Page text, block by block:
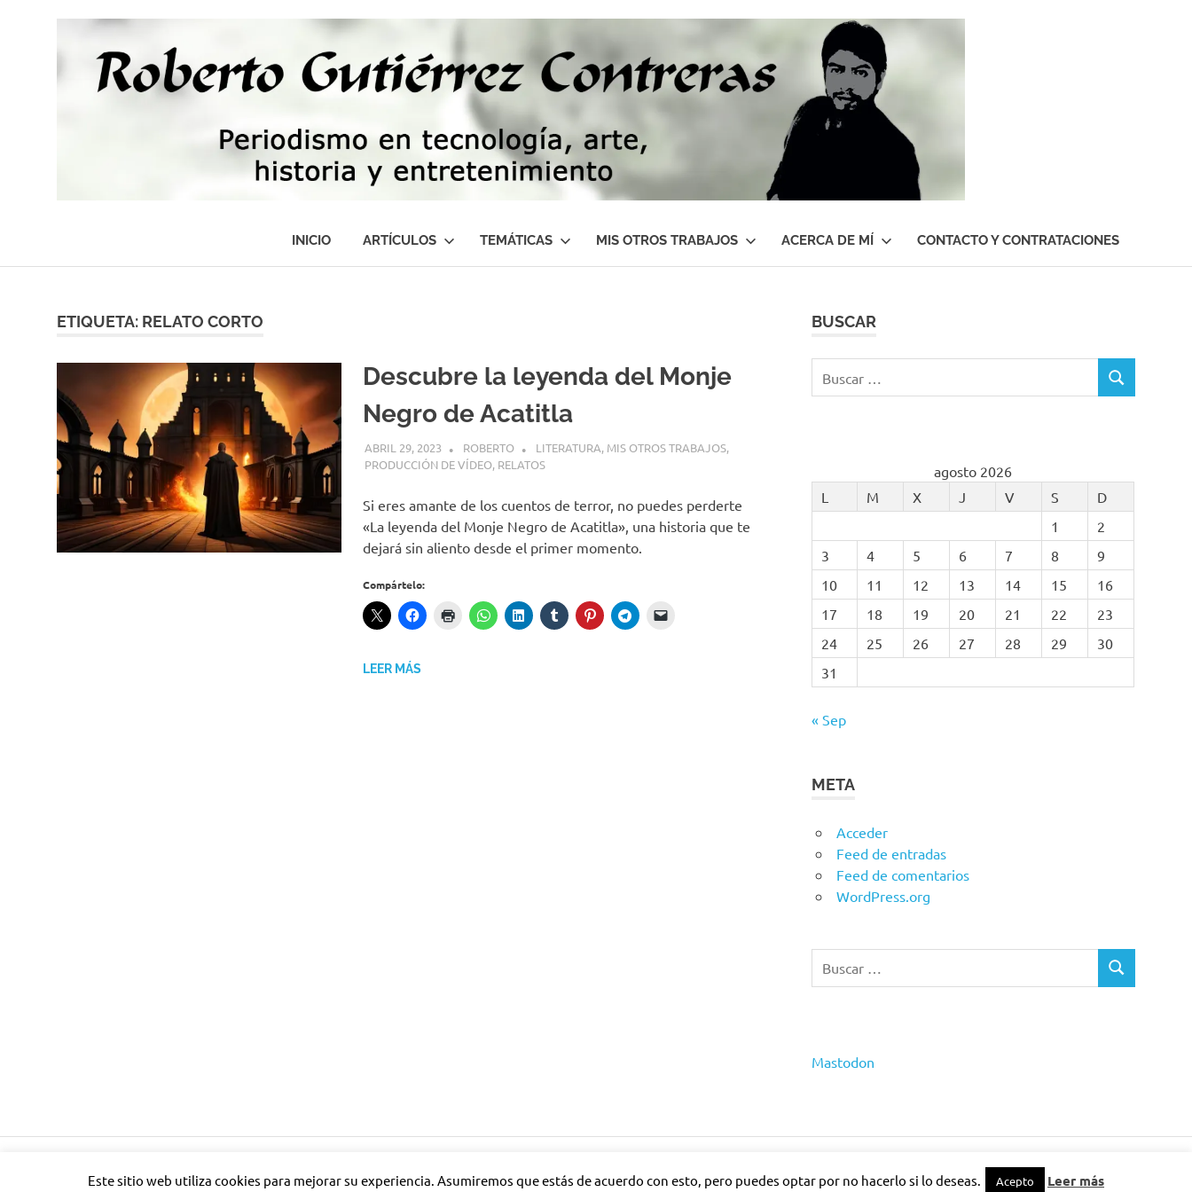
contenido
historia
INICIO ARTÍCULOS TEMÁTICAS MIS OTROS TRABAJOS ACERCA DE MÍ CONTACTO Y CONTRATACIONES
ETIQUETA: RELATO CORTO
Descubre la leyenda del Monje
Negro de Acatitla
ABRIL 29, 2023 ROBERTO LITERATURA, MIS OTROS TRABAJOS,
PRODUCCIÓN DE VÍDEO, RELATOS
Si eres amante de los cuentos de terror, no puedes perderte
«La leyenda del Monje Negro de Acatitla», una historia que te
dejará sin aliento desde el primer momento.
Compártelo:
LEER MÁS
BUSCAR
BUSCAR
agosto 2026
L
M X J V S
D
1
2
3
4 5 6 7 8
9
10
11 12 13 14 15
16
17
18 19 20 21 22
23
24
25 26 27 28 29
30
31
« Sep
META
Acceder
Feed de entradas
Feed de comentarios
WordPress.org
BUSCAR
Mastodon
Este sitio web utiliza cookies para mejorar su experiencia. Asumiremos que estás de acuerdo con esto, pero puedes optar por no hacerlo si lo deseas. Acepto Leer más